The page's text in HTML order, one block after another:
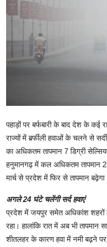
हेल्थ
राशिफल
स्पोर्टस्
पहाड़ों पर बर्फबारी के बाद देश के
राज्यों में बर्र्फीली हवाओं के चलने से
का अधिकतम तापमान 7 डिग्री
हनुमानगढ़ में कल अधिकतम तापमान
मार्च से प्रदेश में फिर से तापमान
अगले 24 घंटे चलेंगी सर्द हवाएं
प्रदेश में जयपुर समेत अधिकांश
रहा। हालांकि रात में अब भी तापमान
शीतलहर के कारण हवा में नमी बढ़ने पर